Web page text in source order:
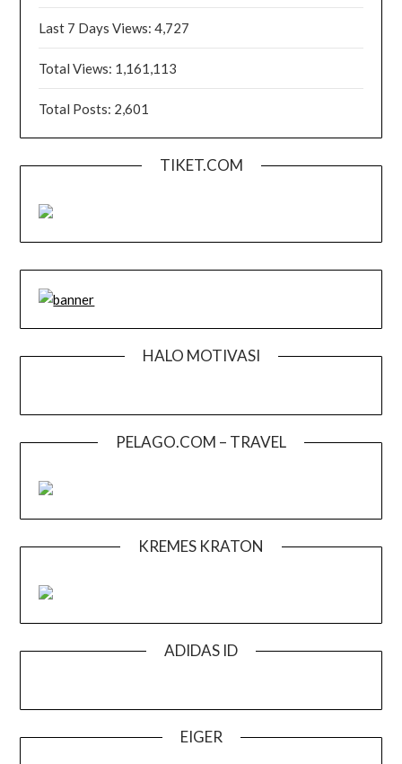
Last 7 Days Views:4,727
Total Views: 1,161,113
Total Posts: 2,601
TIKET.COM
HALO MOTIVASI
PELAGO.COM – TRAVEL
KREMES KRATON
ADIDAS ID
EIGER